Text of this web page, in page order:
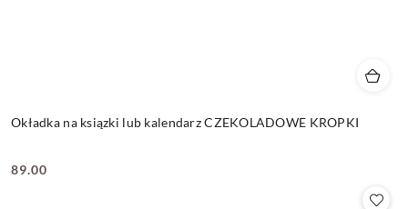
Okładka na ksiązki lub kalendarz CZEKOLADOWE KROPKI
Cena:
89.00